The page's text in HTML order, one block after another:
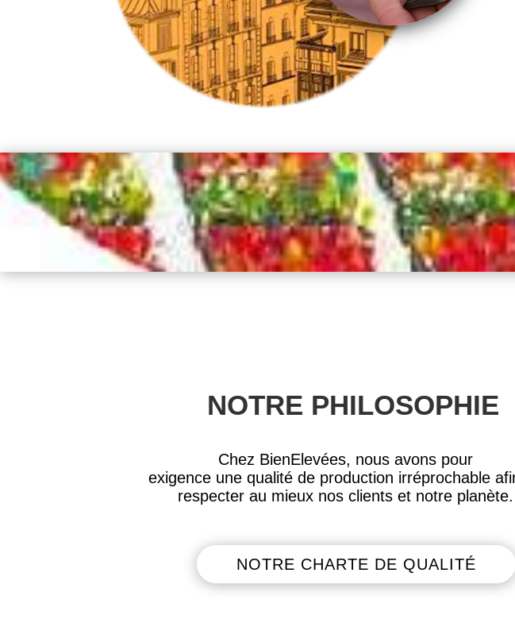
NOTRE PHILOSOPHIE
Chez BienElevées, nous avons pour
exigence une qualité de production irréprochable
respecter au mieux nos clients et notre planète.
NOTRE CHARTE DE QUALITÉ